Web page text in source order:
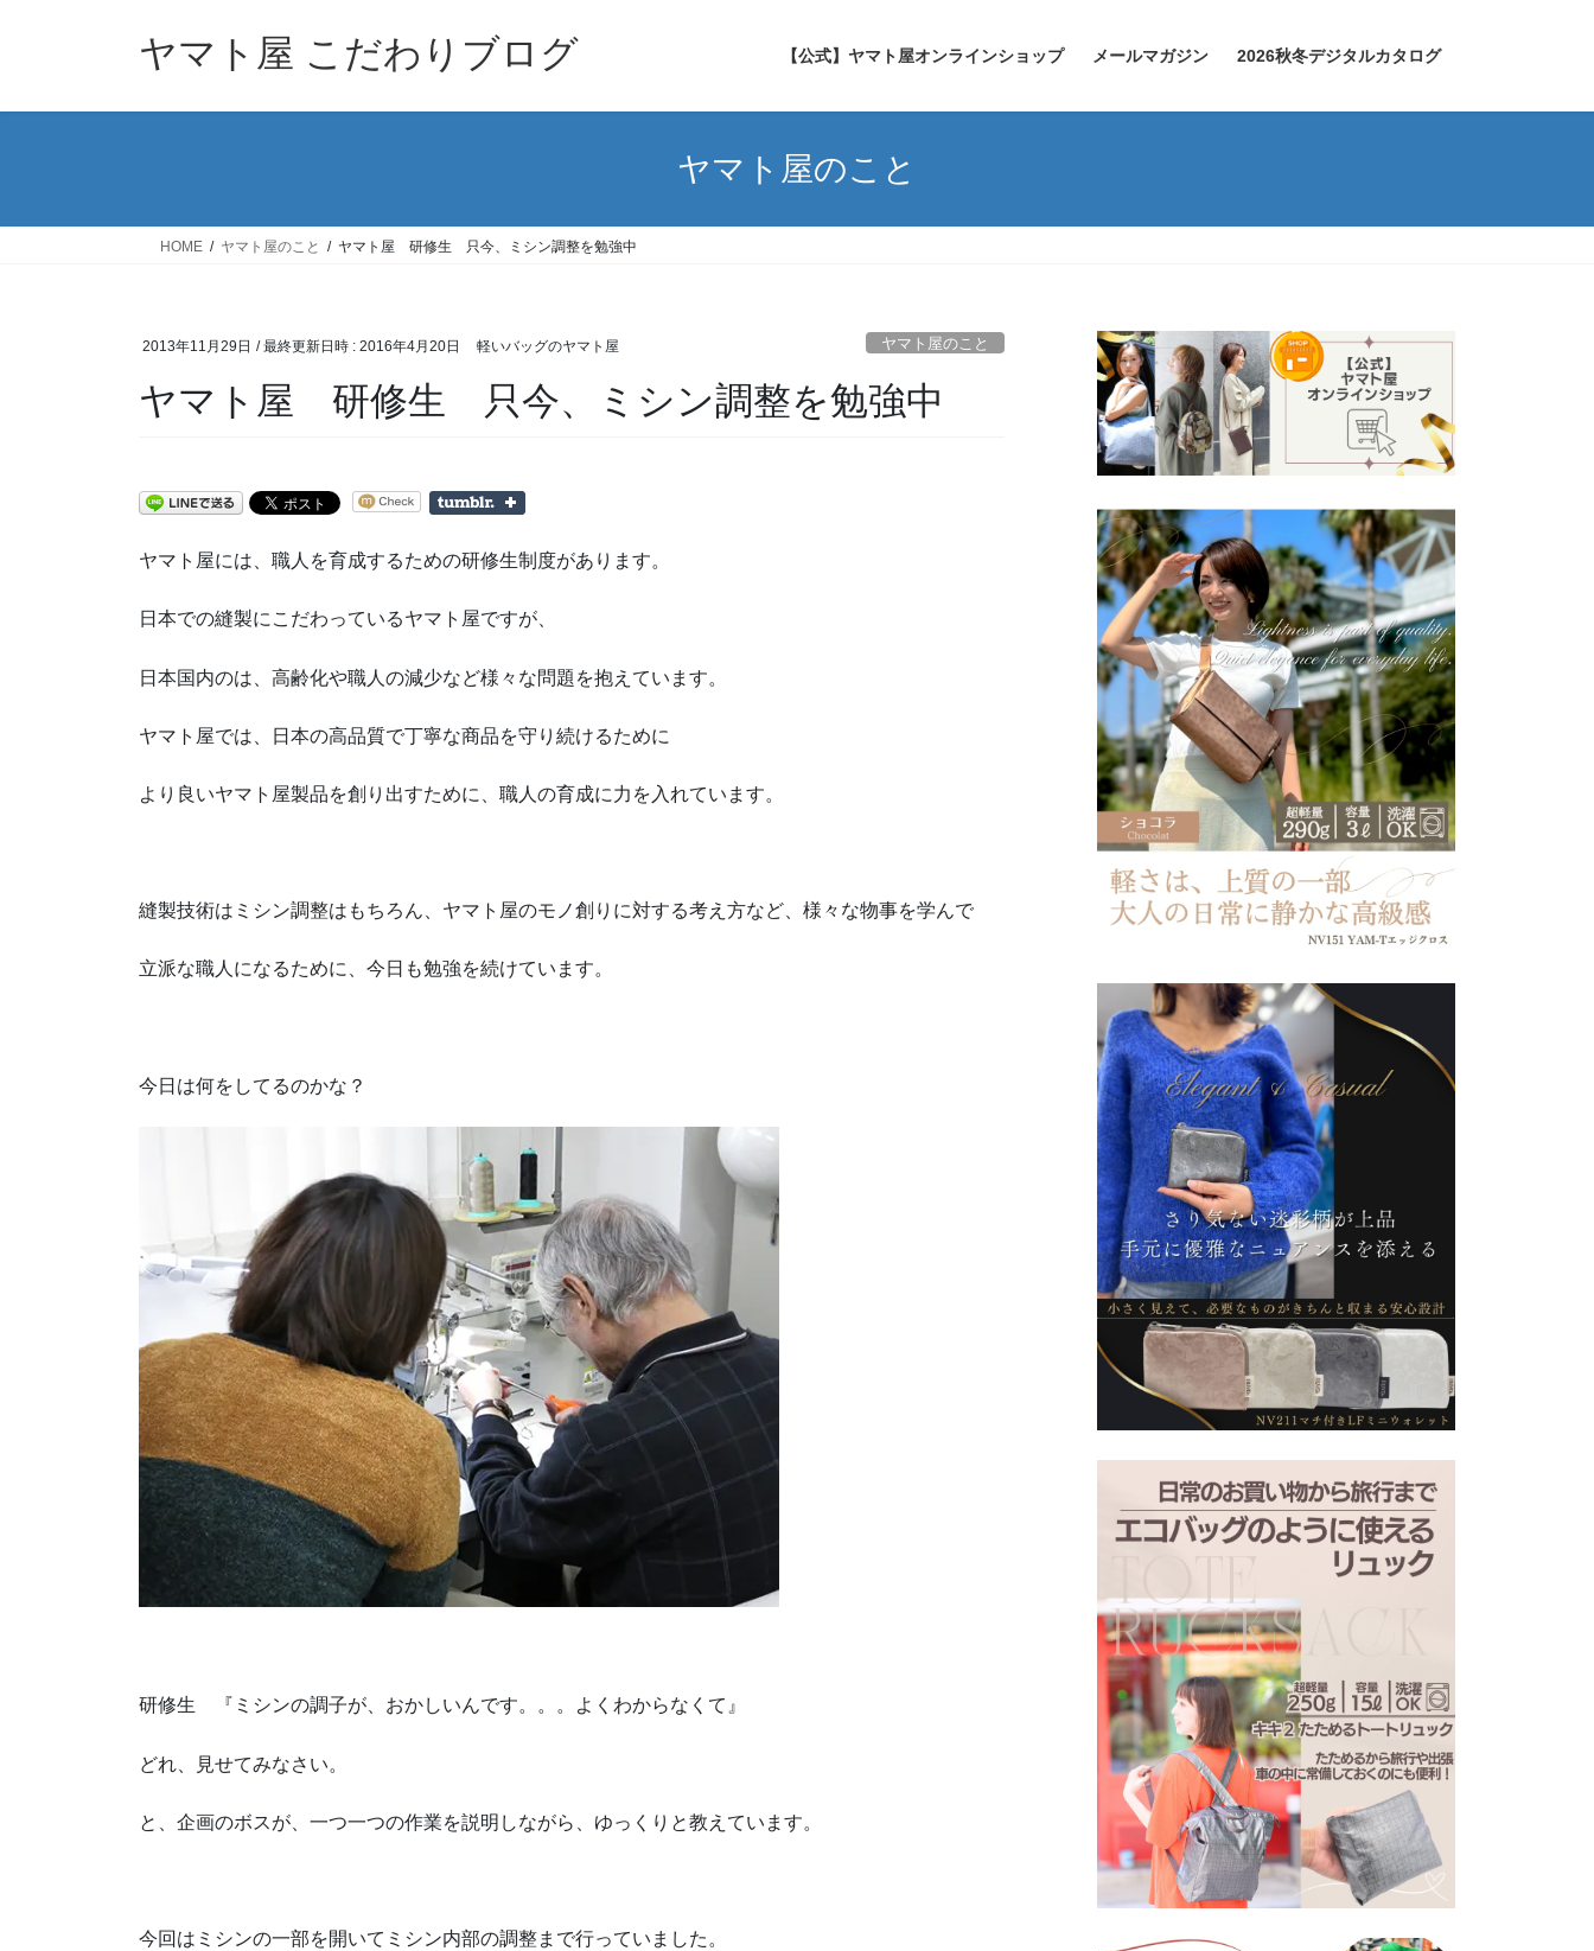
ヤマト屋 こだわりブログ 【公式】ヤマト屋オンラインショップ メールマガジン 2026秋冬デジタルカタログ
ヤマト屋のこと
HOME ヤマト屋のこと ヤマト屋 研修生 只今、ミシン調整を勉強中
2013年11月29日 / 最終更新日時 : 2016年4月20日 軽いバッグのヤマト屋 ヤマト屋のこと
ヤマト屋 研修生 只今、ミシン調整を勉強中
ヤマト屋には、職人を育成するための研修生制度があります。
日本での縫製にこだわっているヤマト屋ですが、
日本国内のは、高齢化や職人の減少など様々な問題を抱えています。
ヤマト屋では、日本の高品質で丁寧な商品を守り続けるために
より良いヤマト屋製品を創り出すために、職人の育成に力を入れています。
縫製技術はミシン調整はもちろん、ヤマト屋のモノ創りに対する考え方など、様々な物事を学んで
立派な職人になるために、今日も勉強を続けています。
今日は何をしてるのかな？
研修生 『ミシンの調子が、おかしいんです。。。よくわからなくて』
どれ、見せてみなさい。
と、企画のボスが、一つ一つの作業を説明しながら、ゆっくりと教えています。
今回はミシンの一部を開いてミシン内部の調整まで行っていました。